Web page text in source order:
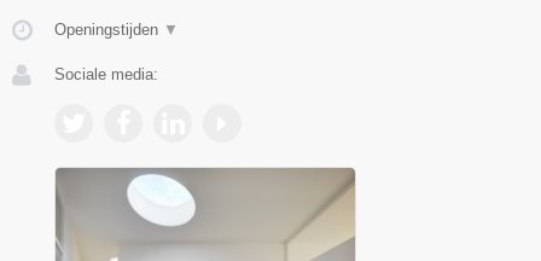
Openingstijden ▼
Sociale media: